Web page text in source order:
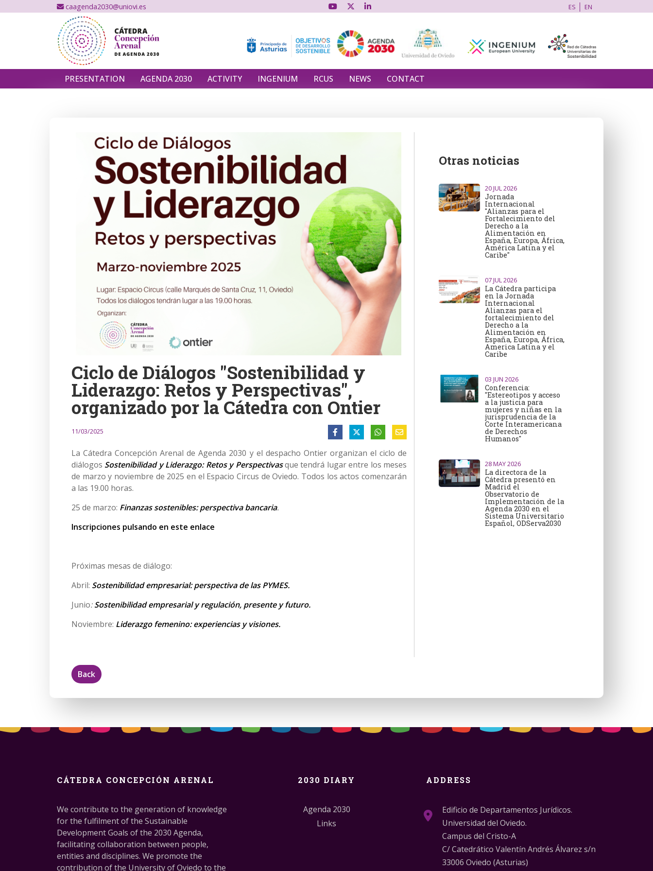
caagenda2030@uniovi.es ES EN
PRESENTATION AGENDA 2030 ACTIVITY INGENIUM RCUS NEWS CONTACT
Ciclo de Diálogos "Sostenibilidad y
Liderazgo: Retos y Perspectivas",
organizado por la Cátedra con Ontier
11/03/2025
La Cátedra Concepción Arenal de Agenda 2030 y el despacho Ontier organizan el ciclo de
diálogos Sostenibilidad y Liderazgo: Retos y Perspectivasque tendrá lugar entre los meses
de marzo y noviembre de 2025 en el Espacio Circus de Oviedo. Todos los actos comenzarán
a las 19.00 horas.
25 de marzo: Finanzas sostenibles: perspectiva bancaria.
Inscripciones pulsando en este enlace
Próximas mesas de diálogo:
Abril: Sostenibilidad empresarial: perspectiva de las PYMES.
Junio: Sostenibilidad empresarial y regulación, presente y futuro.
Noviembre: Liderazgo femenino: experiencias y visiones.
Otras noticias
20JUL 2026
Jornada
Internacional
"Alianzas para el
Fortalecimiento del
Derecho a la
Alimentación en
España, Europa, África,
América Latina y el
Caribe"
07JUL 2026
La Cátedra participa
en la Jornada
Internacional
Alianzas para el
fortalecimiento del
Derecho a la
Alimentación en
España, Europa, África,
America Latina y el
Caribe
03 JUN 2026
Conferencia:
"Estereotipos y acceso
a la justicia para
mujeres y niñas en la
jurisprudencia de la
Corte Interamericana
de Derechos
Humanos"
28MAY 2026
La directora de la
Cátedra presentó en
Madrid el
Observatorio de
Implementación de la
Agenda 2030 en el
Sistema Universitario
Español, ODServa2030
Back
CÁTEDRA CONCEPCIÓN ARENAL
We contribute to the generation of knowledge
for the fulfilment of the Sustainable
Development Goals of the 2030 Agenda,
facilitating collaboration between people,
entities and disciplines. We promote the
contribution of the University of Oviedo to the
2030 DIARY
Agenda 2030
Links
ADDRESS
Edificio de Departamentos Jurídicos.
Universidad del Oviedo.
Campus del Cristo-A
C/ Catedrático Valentín Andrés Álvarez s/n
33006 Oviedo (Asturias)